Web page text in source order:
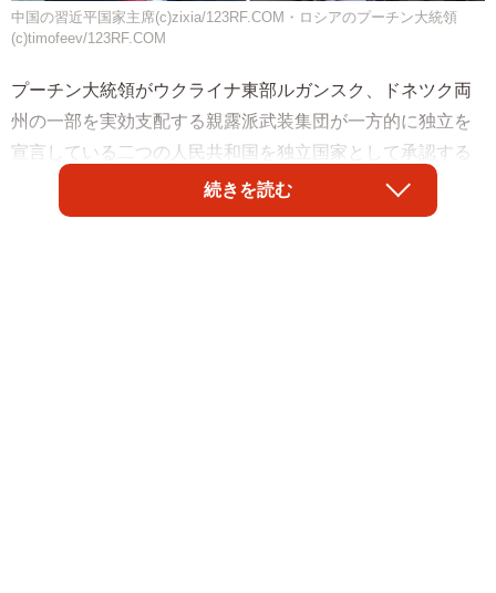
中国の習近平国家主席(c)zixia/123RF.COM・ロシアのプーチン大統領
(c)timofeev/123RF.COM
プーチン大統領がウクライナ東部ルガンスク、ドネツク両
州の一部を実効支配する親露派武装集団が一方的に独立を
宣言している二つの人民共和国を独立国家として承認する
大統領令に署名したことで、ウクライナを巡る情勢はさら
に緊張の度合いが高まった。バイデン大統領もロシアとの
続きを読む